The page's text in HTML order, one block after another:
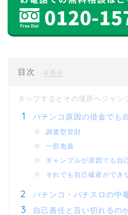
目次 非表示
パチンコ原因の借金でも
調査型管財
一部免責
ギャンブルが原因でも自
それでも自己破産ができ
パチンコ・パチスロの中
自己責任と言い切れるの